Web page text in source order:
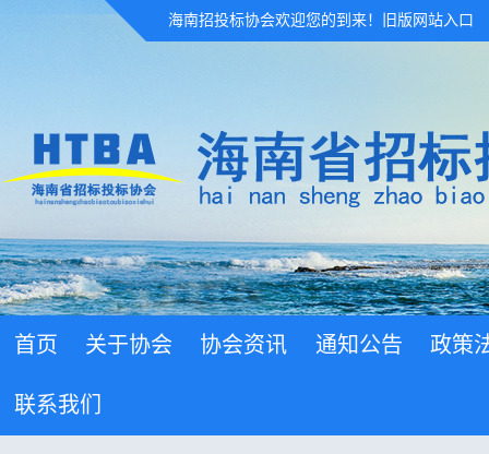
海南招投标协会欢迎您的到来！ 旧版网站入口
首页 关于协会 协会资讯 通知公告 政策
联系我们